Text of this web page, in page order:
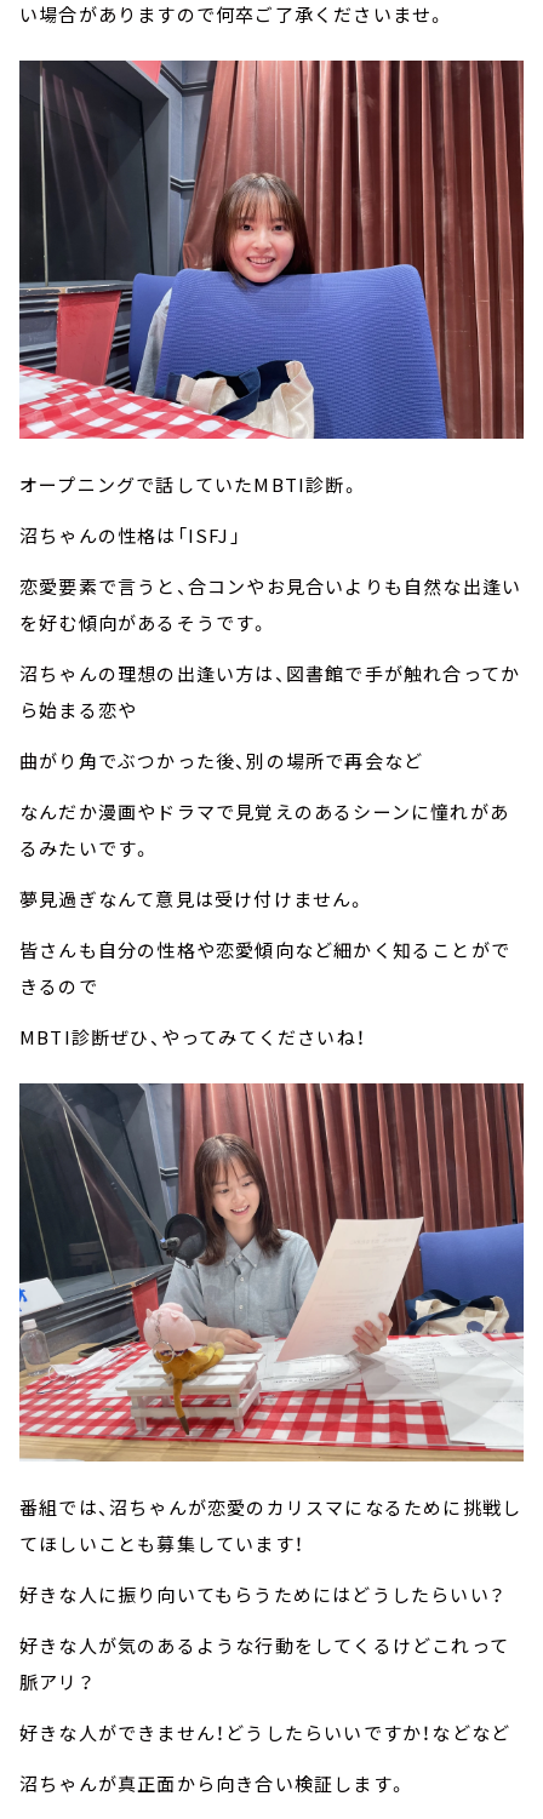
い場合がありますので何卒ご了承くださいませ。
オープニングで話していたMBTI診断。
沼ちゃんの性格は「ISFJ」
恋愛要素で言うと、合コンやお見合いよりも自然な出逢い
を好む傾向があるそうです。
沼ちゃんの理想の出逢い方は、図書館で手が触れ合ってか
ら始まる恋や
曲がり角でぶつかった後、別の場所で再会など
なんだか漫画やドラマで見覚えのあるシーンに憧れがあ
るみたいです。
夢見過ぎなんて意見は受け付けません。
皆さんも自分の性格や恋愛傾向など細かく知ることがで
きるので
MBTI診断ぜひ、やってみてくださいね！
番組では、沼ちゃんが恋愛のカリスマになるために挑戦し
てほしいことも募集しています！
好きな人に振り向いてもらうためにはどうしたらいい？
好きな人が気のあるような行動をしてくるけどこれって
脈アリ？
好きな人ができません！どうしたらいいですか！などなど
沼ちゃんが真正面から向き合い検証します。